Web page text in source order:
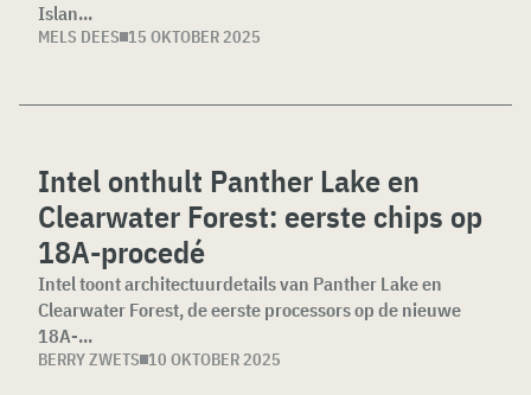
Islan...
MELS DEES 15 OKTOBER 2025
Intel onthult Panther Lake en
Clearwater Forest: eerste chips op
18A-procedé
Intel toont architectuurdetails van Panther Lake en
Clearwater Forest, de eerste processors op de nieuwe
18A-...
BERRY ZWETS 10 OKTOBER 2025